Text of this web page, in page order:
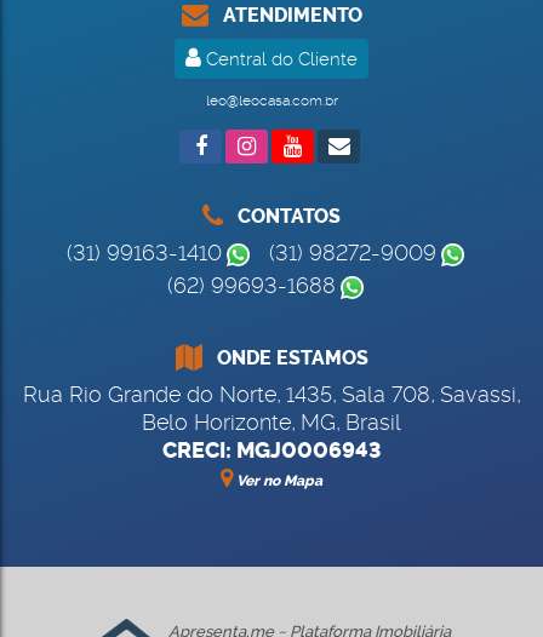
ATENDIMENTO
Central do Cliente
leo@leocasa.com.br
CONTATOS
(31) 99163-1410
(31) 98272-9009
(62) 99693-1688
ONDE ESTAMOS
Rua Rio Grande do Norte, 1435, Sala 708, Savassi,
Belo Horizonte, MG, Brasil
CRECI: MGJ0006943
Ver no Mapa
Apresenta.me ~ Plataforma Imobiliária